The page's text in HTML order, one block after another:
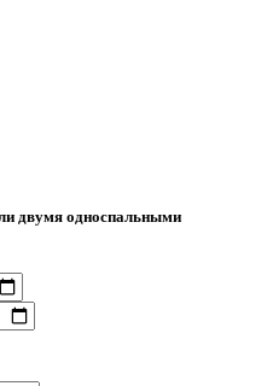
двумя односпальными